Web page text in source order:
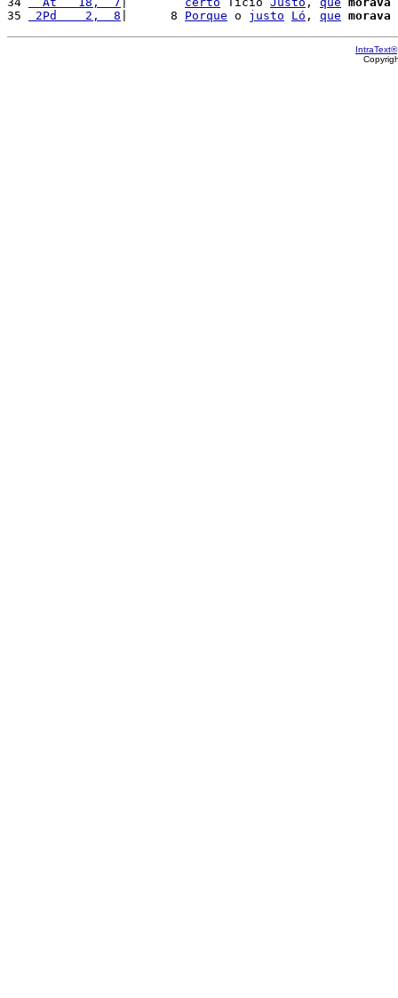
35
2Pd    2,  8 |      8 Porque o justo Ló , que morava
IntraText®